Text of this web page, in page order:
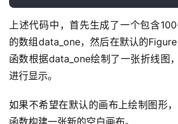
上述代码中，首先生成了一个包含
的数组data_one，然后在默认的
函数根据data_one绘制了一张折线图
进行显示。
如果不希望在默认的画布上绘制图形